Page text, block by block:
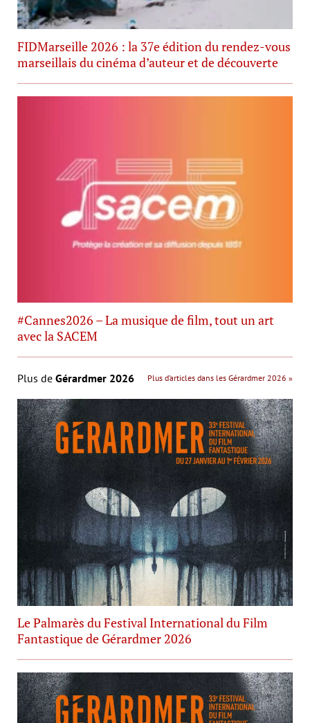
FIDMarseille 2026 : la 37e édition du rendez-vous
marseillais du cinéma d’auteur et de découverte
#Cannes2026 – La musique de film, tout un art
avec la SACEM
Plus de Gérardmer 2026 Plus d’articles dans les Gérardmer 2026 »
Le Palmarès du Festival International du Film
Fantastique de Gérardmer 2026